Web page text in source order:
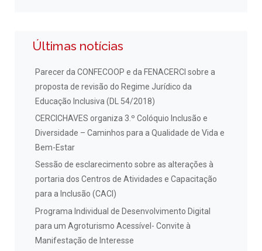
Últimas notícias
Parecer da CONFECOOP e da FENACERCI sobre a
proposta de revisão do Regime Jurídico da
Educação Inclusiva (DL 54/2018)
CERCICHAVES organiza 3.º Colóquio Inclusão e
Diversidade – Caminhos para a Qualidade de Vida e
Bem-Estar
Sessão de esclarecimento sobre as alterações à
portaria dos Centros de Atividades e Capacitação
para a Inclusão (CACI)
Programa Individual de Desenvolvimento Digital
para um Agroturismo Acessível- Convite à
Manifestação de Interesse